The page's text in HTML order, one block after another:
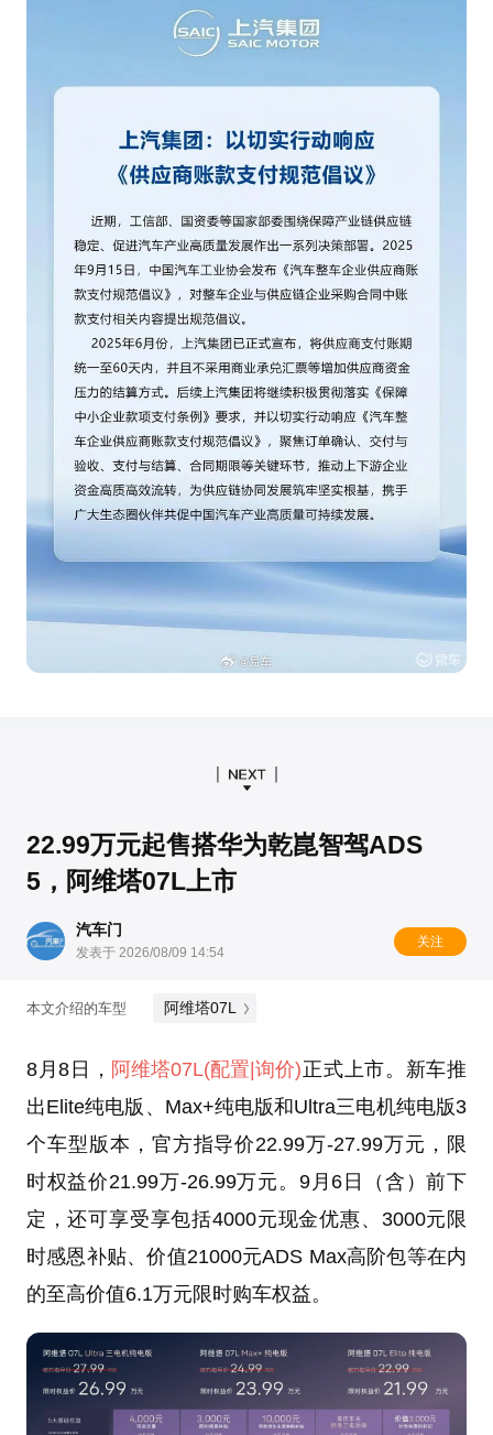
22.99万元起售搭华为乾崑智驾ADS
5，阿维塔07L上市
汽车门
发表于 2026/08/09 14:54
关注
本文介绍的车型 阿维塔07L
8月8日， 阿维塔07L(配置 |询价)正式上市。新车推
出Elite纯电版、Max+纯电版和Ultra三电机纯电版3
个车型版本，官方指导价22.99万-27.99万元，限
时权益价21.99万-26.99万元。9月6日（含）前下
定，还可享受享包括4000元现金优惠、3000元限
时感恩补贴、价值21000元ADS Max高阶包等在内
的至高价值6.1万元限时购车权益。